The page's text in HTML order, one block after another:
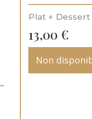
Plat + Dessert
13,00 €
Non